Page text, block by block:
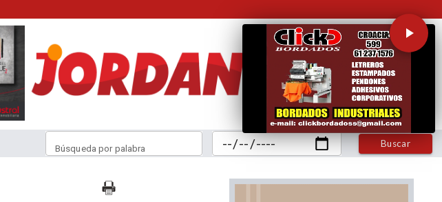
Buscar
Búsqueda por palabra